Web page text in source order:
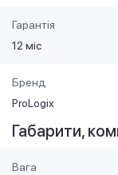
Гарантія
12 міс
Бренд
ProLogix
Габарити,
Вага